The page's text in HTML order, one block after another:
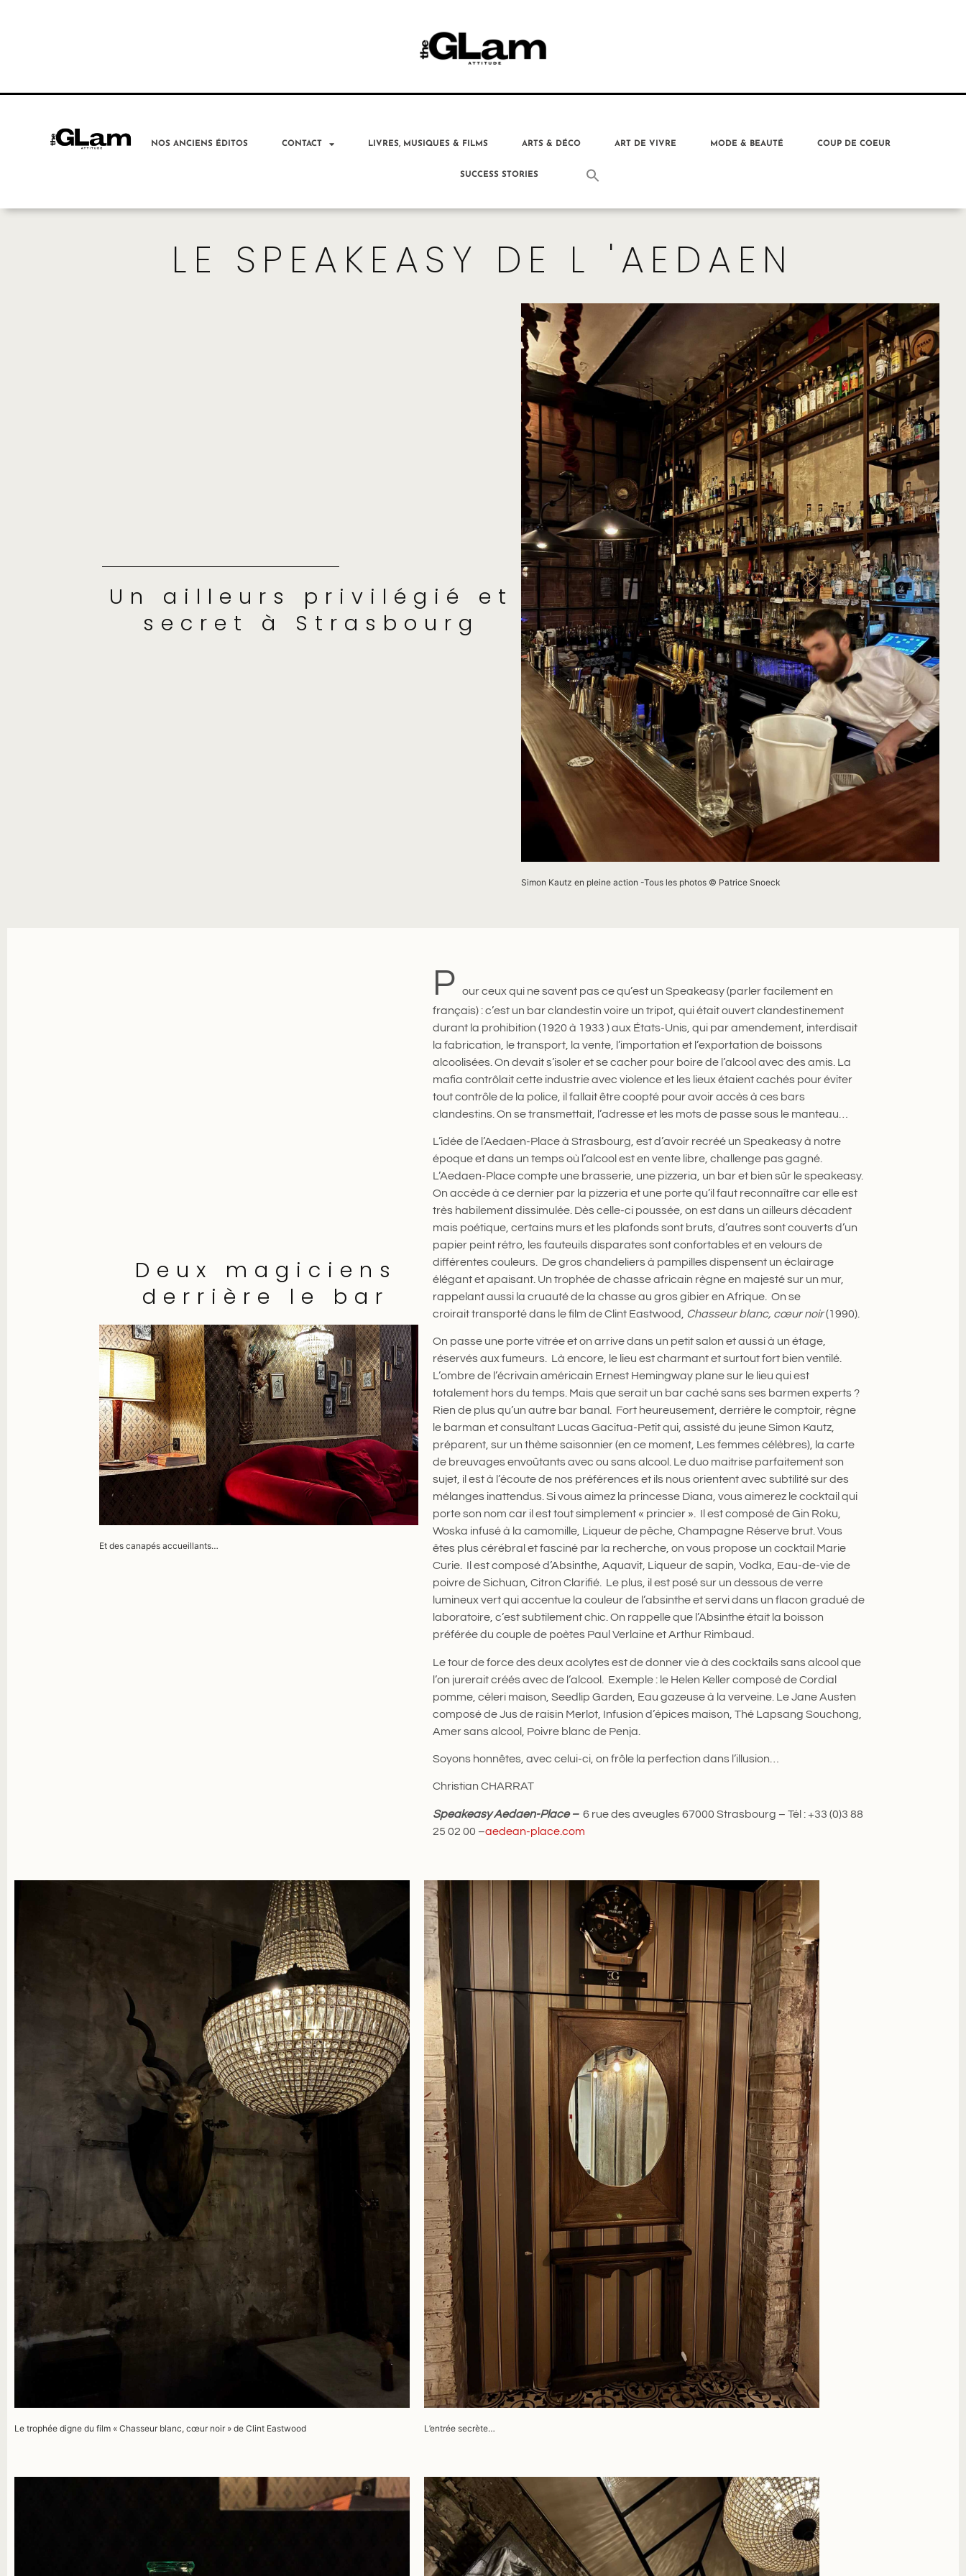
NOS ANCIENS ÉDITOS CONTACT LIVRES, MUSIQUES & FILMS ARTS & DÉCO ART DE VIVRE MODE & BEAUTÉ COUP DE COEUR
SUCCESS STORIES
LE SPEAKEASY DE L 'AEDAEN
Un ailleurs privilégié et
secret à Strasbourg
Simon Kautz en pleine action -Tous les photos © Patrice Snoeck
Deux magiciens
derrière le bar
Et des canapés accueillants…
P
our ceux qui ne savent pas ce qu’est un Speakeasy (parler facilement en
français) : c’est un bar clandestin voire un tripot, qui était ouvert clandestinement
durant la prohibition (1920 à 1933 ) aux États-Unis, qui par amendement, interdisait
la fabrication, le transport, la vente, l’importation et l’exportation de boissons
alcoolisées. On devait s’isoler et se cacher pour boire de l’alcool avec des amis. La
mafia contrôlait cette industrie avec violence et les lieux étaient cachés pour éviter
tout contrôle de la police, il fallait être coopté pour avoir accès à ces bars
clandestins. On se transmettait, l’adresse et les mots de passe sous le manteau…
L’idée de l’Aedaen-Place à Strasbourg, est d’avoir recréé un Speakeasy à notre
époque et dans un temps où l’alcool est en vente libre, challenge pas gagné.
L’Aedaen-Place compte une brasserie, une pizzeria, un bar et bien sûr le speakeasy.
On accède à ce dernier par la pizzeria et une porte qu’il faut reconnaître car elle est
très habilement dissimulée. Dès celle-ci poussée, on est dans un ailleurs décadent
mais poétique, certains murs et les plafonds sont bruts, d’autres sont couverts d’un
papier peint rétro, les fauteuils disparates sont confortables et en velours de
différentes couleurs. De gros chandeliers à pampilles dispensent un éclairage
élégant et apaisant. Un trophée de chasse africain règne en majesté sur un mur,
rappelant aussi la cruauté de la chasse au gros gibier en Afrique. On se
croirait transporté dans le film de Clint Eastwood, Chasseur blanc, cœur noir(1990).
On passe une porte vitrée et on arrive dans un petit salon et aussi à un étage,
réservés aux fumeurs. Là encore, le lieu est charmant et surtout fort bien ventilé.
L’ombre de l’écrivain américain Ernest Hemingway plane sur le lieu qui est
totalement hors du temps. Mais que serait un bar caché sans ses barmen experts ?
Rien de plus qu’un autre bar banal. Fort heureusement, derrière le comptoir, règne
le barman et consultant Lucas Gacitua-Petit qui, assisté du jeune Simon Kautz,
préparent, sur un thème saisonnier (en ce moment, Les femmes célèbres), la carte
de breuvages envoûtants avec ou sans alcool. Le duo maitrise parfaitement son
sujet, il est à l’écoute de nos préférences et ils nous orientent avec subtilité sur des
mélanges inattendus. Si vous aimez la princesse Diana, vous aimerez le cocktail qui
porte son nom car il est tout simplement « princier ». Il est composé de Gin Roku,
Woska infusé à la camomille, Liqueur de pêche, Champagne Réserve brut. Vous
êtes plus cérébral et fasciné par la recherche, on vous propose un cocktail Marie
Curie. Il est composé d’Absinthe, Aquavit, Liqueur de sapin, Vodka, Eau-de-vie de
poivre de Sichuan, Citron Clarifié. Le plus, il est posé sur un dessous de verre
lumineux vert qui accentue la couleur de l’absinthe et servi dans un flacon gradué de
laboratoire, c’est subtilement chic. On rappelle que l’Absinthe était la boisson
préférée du couple de poètes Paul Verlaine et Arthur Rimbaud.
Le tour de force des deux acolytes est de donner vie à des cocktails sans alcool que
l’on jurerait créés avec de l’alcool. Exemple : le Helen Keller composé de Cordial
pomme, céleri maison, Seedlip Garden, Eau gazeuse à la verveine. Le Jane Austen
composé de Jus de raisin Merlot, Infusion d’épices maison, Thé Lapsang Souchong,
Amer sans alcool, Poivre blanc de Penja.
Soyons honnêtes, avec celui-ci, on frôle la perfection dans l’illusion…
Christian CHARRAT
Speakeasy Aedaen-Place – 6 rue des aveugles 67000 Strasbourg – Tél : +33 (0)3 88
25 02 00 –aedean-place.com
Le trophée digne du film « Chasseur blanc, cœur noir » de Clint Eastwood L’entrée secrète…